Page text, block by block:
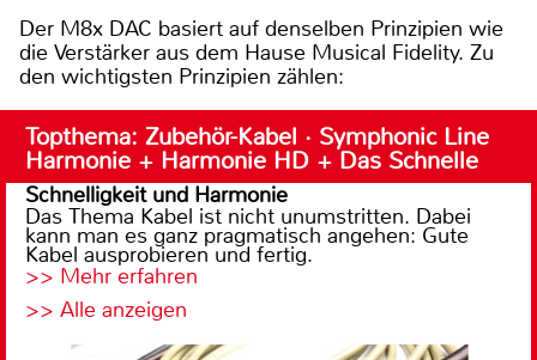
Der M8x DAC basiert auf denselben Prinzipien wie
die Verstärker aus dem Hause Musical Fidelity. Zu
den wichtigsten Prinzipien zählen:
Topthema: Zubehör-Kabel · Symphonic Line
Harmonie + Harmonie HD + Das Schnelle
Schnelligkeit und Harmonie
Das Thema Kabel ist nicht unumstritten. Dabei
kann man es ganz pragmatisch angehen: Gute
Kabel ausprobieren und fertig.
>> Mehr erfahren
>> Alle anzeigen